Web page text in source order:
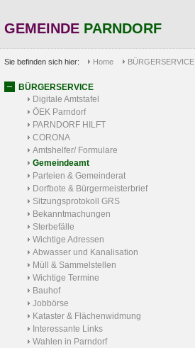
GEMEINDE PARNDORF
Sie befinden sich hier: Home BÜRGERSERVICE
BÜRGERSERVICE
Digitale Amtstafel
ÖEK Parndorf
PARNDORF HILFT
CORONA
Amtshelfer/ Formulare
Gemeindeamt
Parteien & Gemeinderat
Dorfbote & Bürgermeisterbrief
Sitzungsprotokoll GRS
Bekanntmachungen
Sterbefälle
Wichtige Adressen
Abwasser und Kanalisation
Müll & Sammelstellen
Wichtige Termine
Bauhof
Jobbörse
Kataster & Flächenwidmung
Interessante Links
Wahlen in Parndorf